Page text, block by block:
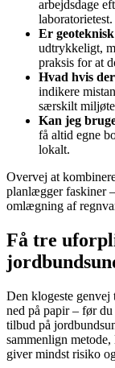
arbejdsdage
laboratorietest.
Er
udtrykkeligt,
praksis for at
Hvad hvis
indikere
særskilt
Kan jeg
få altid egne
lokalt.
Overvej at
planlægger faskiner
omlægning af
Få tre
Den klogeste
ned på papir – før
tilbud på
sammenlign
giver mindst risiko